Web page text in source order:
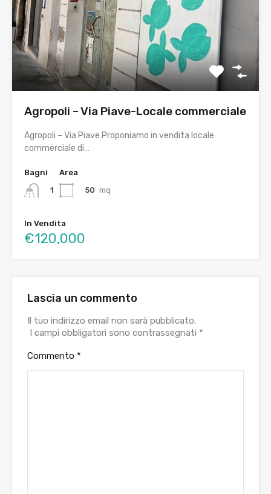
Agropoli – Via Piave-Locale commerciale
Agropoli – Via Piave Proponiamo in vendita locale
commerciale di…
Bagni
1
Area
50 mq
In Vendita
€120,000
Lascia un commento
Il tuo indirizzo email non sarà pubblicato.
I campi obbligatori sono contrassegnati *
Commento *